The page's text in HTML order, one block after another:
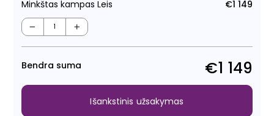
Minkštas kampas Leis
€1 149
− +
Bendra suma €1 149
Išankstinis užsakymas